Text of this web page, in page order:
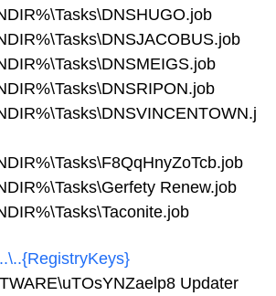
Renew.job
Updater